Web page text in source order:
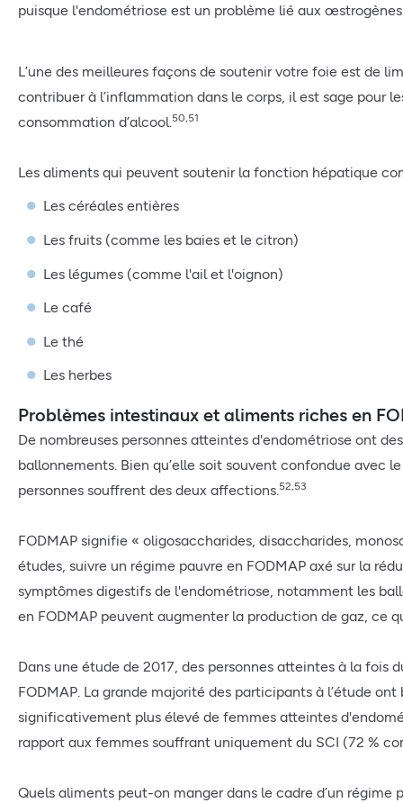
puisque l'endométriose est un problème lié aux
L’une des meilleures façons de soutenir votre foie est de
contribuer à l’inflammation dans le corps, il est sage pour
consommation d’alcool. 50,51
Les aliments qui peuvent soutenir la fonction hépatique
Les céréales entières
Les fruits (comme les baies et le citron)
Les légumes (comme l'ail et l'oignon)
Le café
Le thé
Les herbes
Problèmes intestinaux et aliments riches en
De nombreuses personnes atteintes d'endométriose ont
ballonnements. Bien qu’elle soit souvent confondue avec
personnes souffrent des deux affections.52,53
FODMAP signifie « oligosaccharides, disaccharides,
études, suivre un régime pauvre en FODMAP axé sur la
symptômes digestifs de l'endométriose, notamment les
en FODMAP peuvent augmenter la production de gaz, ce
Dans une étude de 2017, des personnes atteintes à la fois
FODMAP. La grande majorité des participants à l’étude
significativement plus élevé de femmes atteintes
rapport aux femmes souffrant uniquement du SCI (72 %
Quels aliments peut-on manger dans le cadre d’un régime